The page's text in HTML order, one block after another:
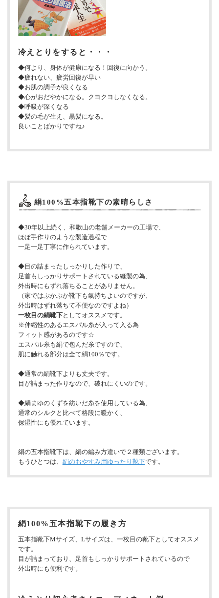
冷えとりをすると・・・
◆何より、身体が健康になる！回復に向かう。
◆疲れない、疲労回復が早い
◆お肌の調子が良くなる
◆心がおだやかになる。クヨクヨしなくなる。
◆呼吸が深くなる
◆髪の毛が生え、黒髪になる。
良いことばかりですね♪
絹100%五本指靴下の素晴らしさ
◆30年以上続く、和歌山の老舗メーカーの工場で、
ほぼ手作りのような製造過程で
一足一足丁寧に作られています。
◆目の詰まったしっかりした作りで、
足首もしっかりサポートされている縫製の為、
外出時にもずれ落ちることがありません。
（家ではぶかぶか靴下も氣持ちよいのですが、
外出時はずれ落ちて不便なのですよね）
一枚目の絹靴下としてオススメです。
※伸縮性のあるエスパル糸が入って入る為
フィット感があるのです☆
エスパル糸も絹で包んだ糸ですので、
肌に触れる部分は全て絹100％です。
◆通常の絹靴下よりも丈夫です。
目が詰まった作りなので、破れにくいのです。
◆絹まゆのくずを紡いだ糸を使用している為、
通常のシルクと比べて格段に暖かく、
保湿性にも優れています。
絹の五本指靴下は、絹の編み方違いで２種類ございます。
もうひとつは、 絹のおやすみ用ゆったり靴下です。
絹100%五本指靴下の履き方
五本指靴下Mサイズ、Lサイズは、一枚目の靴下としてオススメ
です。
目が詰まっており、足首もしっかりサポートされているので
外出時にも便利です。